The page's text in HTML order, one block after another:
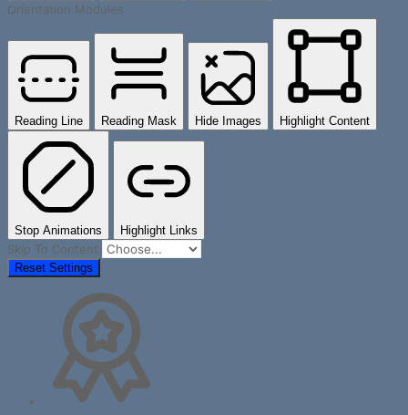
Orientation Modules
Reading Line Reading Mask Hide Images Highlight Content
Stop Animations Highlight Links
Skip To Content
Reset Settings